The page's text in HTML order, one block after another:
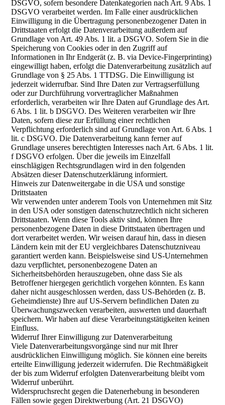
DSGVO, sofern besondere Datenkategorien nach Art. 9 Abs. 1
DSGVO verarbeitet werden. Im Falle einer ausdrücklichen
Einwilligung in die Übertragung personenbezogener Daten in
Drittstaaten erfolgt die Datenverarbeitung außerdem auf
Grundlage von Art. 49 Abs. 1 lit. a DSGVO. Sofern Sie in die
Speicherung von Cookies oder in den Zugriff auf
Informationen in Ihr Endgerät (z. B. via Device-Fingerprinting)
eingewilligt haben, erfolgt die Datenverarbeitung zusätzlich auf
Grundlage von § 25 Abs. 1 TTDSG. Die Einwilligung ist
jederzeit widerrufbar. Sind Ihre Daten zur Vertragserfüllung
oder zur Durchführung vorvertraglicher Maßnahmen
erforderlich, verarbeiten wir Ihre Daten auf Grundlage des Art.
6 Abs. 1 lit. b DSGVO. Des Weiteren verarbeiten wir Ihre
Daten, sofern diese zur Erfüllung einer rechtlichen
Verpflichtung erforderlich sind auf Grundlage von Art. 6 Abs. 1
lit. c DSGVO. Die Datenverarbeitung kann ferner auf
Grundlage unseres berechtigten Interesses nach Art. 6 Abs. 1 lit.
f DSGVO erfolgen. Über die jeweils im Einzelfall
einschlägigen Rechtsgrundlagen wird in den folgenden
Absätzen dieser Datenschutzerklärung informiert.
Hinweis zur Datenweitergabe in die USA und sonstige
Drittstaaten
Wir verwenden unter anderem Tools von Unternehmen mit Sitz
in den USA oder sonstigen datenschutzrechtlich nicht sicheren
Drittstaaten. Wenn diese Tools aktiv sind, können Ihre
personenbezogene Daten in diese Drittstaaten übertragen und
dort verarbeitet werden. Wir weisen darauf hin, dass in diesen
Ländern kein mit der EU vergleichbares Datenschutzniveau
garantiert werden kann. Beispielsweise sind US-Unternehmen
dazu verpflichtet, personenbezogene Daten an
Sicherheitsbehörden herauszugeben, ohne dass Sie als
Betroffener hiergegen gerichtlich vorgehen könnten. Es kann
daher nicht ausgeschlossen werden, dass US-Behörden (z. B.
Geheimdienste) Ihre auf US-Servern befindlichen Daten zu
Überwachungszwecken verarbeiten, auswerten und dauerhaft
speichern. Wir haben auf diese Verarbeitungstätigkeiten keinen
Einfluss.
Widerruf Ihrer Einwilligung zur Datenverarbeitung
Viele Datenverarbeitungsvorgänge sind nur mit Ihrer
ausdrücklichen Einwilligung möglich. Sie können eine bereits
erteilte Einwilligung jederzeit widerrufen. Die Rechtmäßigkeit
der bis zum Widerruf erfolgten Datenverarbeitung bleibt vom
Widerruf unberührt.
Widerspruchsrecht gegen die Datenerhebung in besonderen
Fällen sowie gegen Direktwerbung (Art. 21 DSGVO)